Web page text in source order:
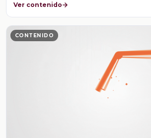
Ver contenido
CONTENIDO